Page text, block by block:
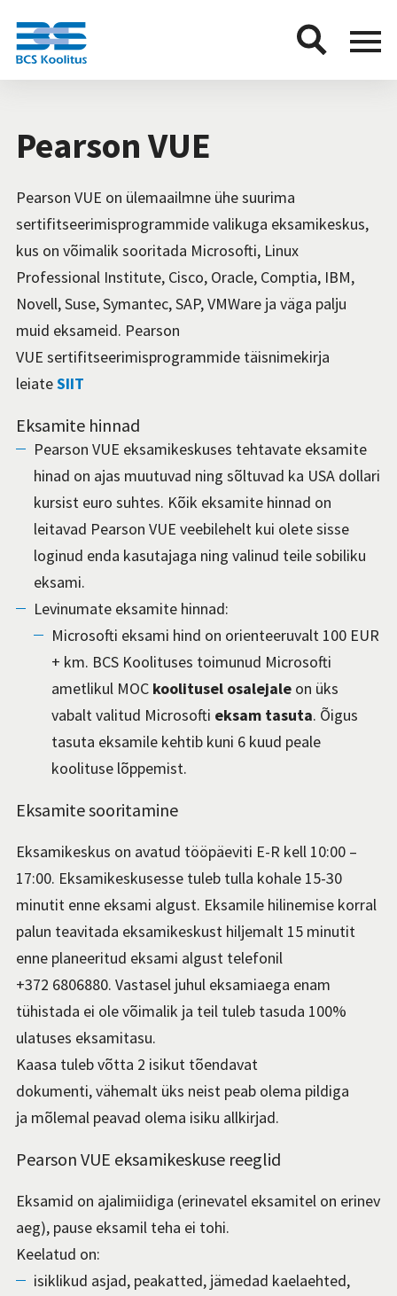
BCS
Menu
Pearson VUE
Pearson VUE on ülemaailmne ühe suurima
sertifitseerimisprogrammide valikuga eksamikeskus,
kus on võimalik sooritada Microsofti, Linux
Professional Institute, Cisco, Oracle, Comptia, IBM,
Novell, Suse, Symantec, SAP, VMWare ja väga palju
muid eksameid. Pearson
VUE sertifitseerimisprogrammide täisnimekirja
leiateSIIT
Eksamite hinnad
Pearson VUE eksamikeskuses tehtavate eksamite
hinad on ajas muutuvad ning sõltuvad ka USA dollari
kursist euro suhtes. Kõik eksamite hinnad on
leitavad Pearson VUE veebilehelt kui olete sisse
loginud enda kasutajaga ning valinud teile sobiliku
eksami.
Levinumate eksamite hinnad:
Microsofti eksami hind on orienteeruvalt 100 EUR
+ km. BCS Koolituses toimunud Microsofti
ametlikul MOC koolitusel osalejale on üks
vabalt valitud Microsofti eksam tasuta. Õigus
tasuta eksamile kehtib kuni 6 kuud peale
koolituse lõppemist.
Eksamite sooritamine
Eksamikeskus on avatud tööpäeviti E-R kell 10:00 –
17:00. Eksamikeskusesse tuleb tulla kohale 15-30
minutit enne eksami algust. Eksamile hilinemise korral
palun teavitada eksamikeskust hiljemalt 15 minutit
enne planeeritud eksami algust telefonil
+372 6806880. Vastasel juhul eksamiaega enam
tühistada ei ole võimalik ja teil tuleb tasuda 100%
ulatuses eksamitasu.
Kaasa tuleb võtta 2 isikut tõendavat
dokumenti, vähemalt üks neist peab olema pildiga
ja mõlemal peavad olema isiku allkirjad.
Pearson VUE eksamikeskuse reeglid
Eksamid on ajalimiidiga (erinevatel eksamitel on erinev
aeg), pause eksamil teha ei tohi.
Keelatud on:
isiklikud asjad, peakatted, jämedad kaelaehted,